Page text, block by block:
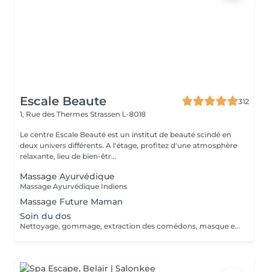
Escale Beaute
312
1, Rue des Thermes Strassen L-8018
Le centre Escale Beauté est un institut de beauté scindé en
deux univers différents. A l'étage, profitez d'une atmosphère
relaxante, lieu de bien-êtr...
Massage Ayurvédique
Massage Ayurvédique Indiens
Massage Future Maman
Soin du dos
Nettoyage, gommage, extraction des comédons, masque et massage